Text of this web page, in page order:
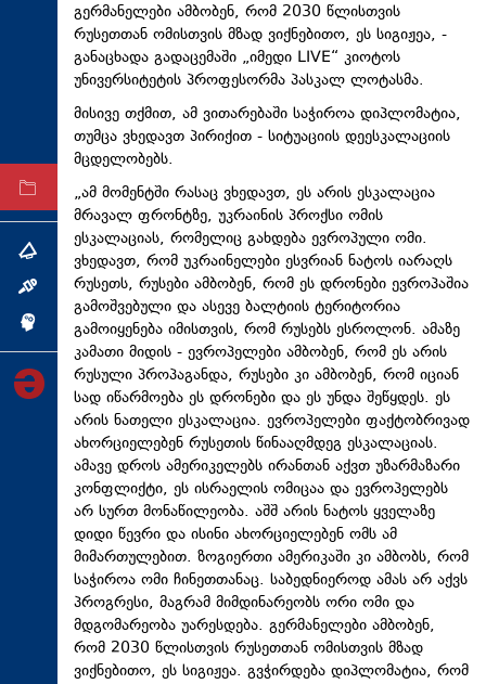
კულტურა
სპორტი
ტაბლოიდი
არქივი
ინტერვიუ
ინქვიზიცია
გერმანელები ამბობენ, რომ 2030 წლისთვის
რუსეთთან ომისთვის მზად ვიქნებითო, ეს სიგიჟეა, -
განაცხადა გადაცემაში „იმედი LIVE“ კიოტოს
უნივერსიტეტის პროფესორმა პასკალ ლოტასმა.
მისივე თქმით, ამ ვითარებაში საჭიროა დიპლომატია,
თუმცა ვხედავთ პირიქით - სიტუაციის დეესკალაციის
მცდელობებს.
„ამ მომენტში რასაც ვხედავთ, ეს არის ესკალაცია
მრავალ ფრონტზე, უკრაინის პროქსი ომის
ესკალაციას, რომელიც გახდება ევროპული ომი.
ვხედავთ, რომ უკრაინელები ესვრიან ნატოს იარაღს
რუსეთს, რუსები ამბობენ, რომ ეს დრონები ევროპაშია
გამოშვებული და ასევე ბალტიის ტერიტორია
გამოიყენება იმისთვის, რომ რუსებს ესროლონ. ამაზე
კამათი მიდის - ევროპელები ამბობენ, რომ ეს არის
რუსული პროპაგანდა, რუსები კი ამბობენ, რომ იციან
სად იწარმოება ეს დრონები და ეს უნდა შეწყდეს. ეს
არის ნათელი ესკალაცია. ევროპელები ფაქტობრივად
ახორციელებენ რუსეთის წინააღმდეგ ესკალაციას.
ამავე დროს ამერიკელებს ირანთან აქვთ უზარმაზარი
კონფლიქტი, ეს ისრაელის ომიცაა და ევროპელებს
არ სურთ მონაწილეობა. აშშ არის ნატოს ყველაზე
დიდი წევრი და ისინი ახორციელებენ ომს ამ
მიმართულებით. ზოგიერთი ამერიკაში კი ამბობს, რომ
საჭიროა ომი ჩინეთთანაც. საბედნიეროდ ამას არ აქვს
პროგრესი, მაგრამ მიმდინარეობს ორი ომი და
მდგომარეობა უარესდება. გერმანელები ამბობენ,
რომ 2030 წლისთვის რუსეთთან ომისთვის მზად
ვიქნებითო, ეს სიგიჟეა. გვჭირდება დიპლომატია, რომ